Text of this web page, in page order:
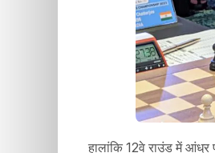
हालांकि 12वे राउंड में आंध्र